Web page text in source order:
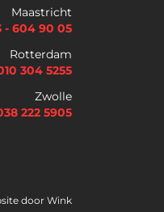
Maastricht
- 604 90 05
Rotterdam
304 5255
Zwolle
222 5905
doorWink
e-mailadres
ga met het